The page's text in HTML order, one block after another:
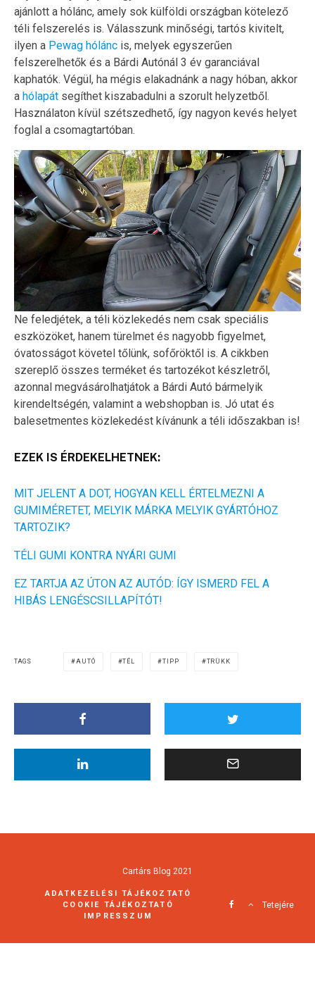
ajánlott a hólánc, amely sok külföldi országban kötelező
téli felszerelés is. Válasszunk minőségi, tartós kivitelt,
ilyen a Pewag hólánc is, melyek egyszerűen
felszerelhetők és a Bárdi Autónál 3 év garanciával
kaphatók. Végül, ha mégis elakadnánk a nagy hóban, akkor
a hólapát segíthet kiszabadulni a szorult helyzetből.
Használaton kívül szétszedhető, így nagyon kevés helyet
foglal a csomagtartóban.
Ne feledjétek, a téli közlekedés nem csak speciális
eszközöket, hanem türelmet és nagyobb figyelmet,
óvatosságot követel tőlünk, sofőröktől is. A cikkben
szereplő összes terméket és tartozékot készletről,
azonnal megvásárolhatjátok a Bárdi Autó bármelyik
kirendeltségén, valamint a webshopban is. Jó utat és
balesetmentes közlekedést kívánunk a téli időszakban is!
EZEK IS ÉRDEKELHETNEK:
MIT JELENT A DOT, HOGYAN KELL ÉRTELMEZNI A
GUMIMÉRETET, MELYIK MÁRKA MELYIK GYÁRTÓHOZ
TARTOZIK?
TÉLI GUMI KONTRA NYÁRI GUMI
EZ TARTJA AZ ÚTON AZ AUTÓD: ÍGY ISMERD FEL A
HIBÁS LENGÉSCSILLAPÍTÓT!
TAGS AUTÓ TÉL TIPP TRÜKK
Cartárs Blog 2021
ADATKEZELÉSI TÁJÉKOZTATÓ
COOKIE TÁJÉKOZTATÓ
IMPRESSZUM
Tetejére